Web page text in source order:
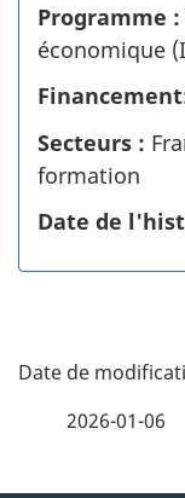
o
r
y
I
n
f
Programme :
économique
Secteurs :
formation
Date de
D
2026-01-06